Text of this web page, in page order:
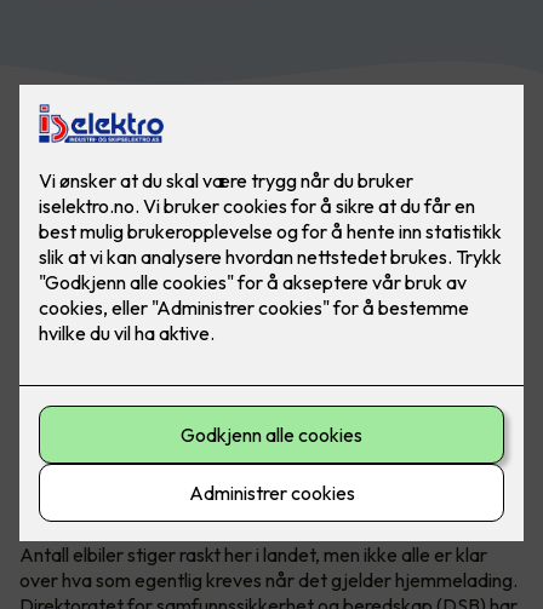
Hva krever en hjemmelader?
Antall elbiler stiger raskt her i landet, men ikke alle er klar
over hva som egentlig kreves når det gjelder hjemmelading.